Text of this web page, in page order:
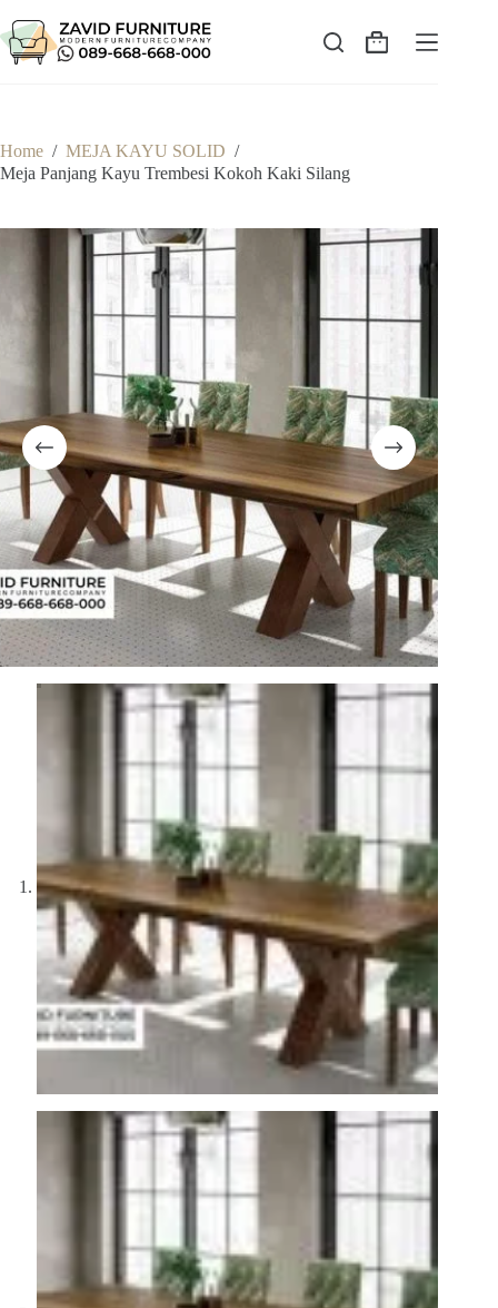
to
content
Shopping
Home / MEJA KAYU SOLID /
Meja Panjang Kayu Trembesi Kokoh Kaki Silang